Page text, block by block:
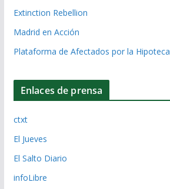
Extinction Rebellion
Madrid en Acción
Plataforma de Afectados por la Hipoteca
Enlaces de prensa
ctxt
El Jueves
El Salto Diario
infoLibre